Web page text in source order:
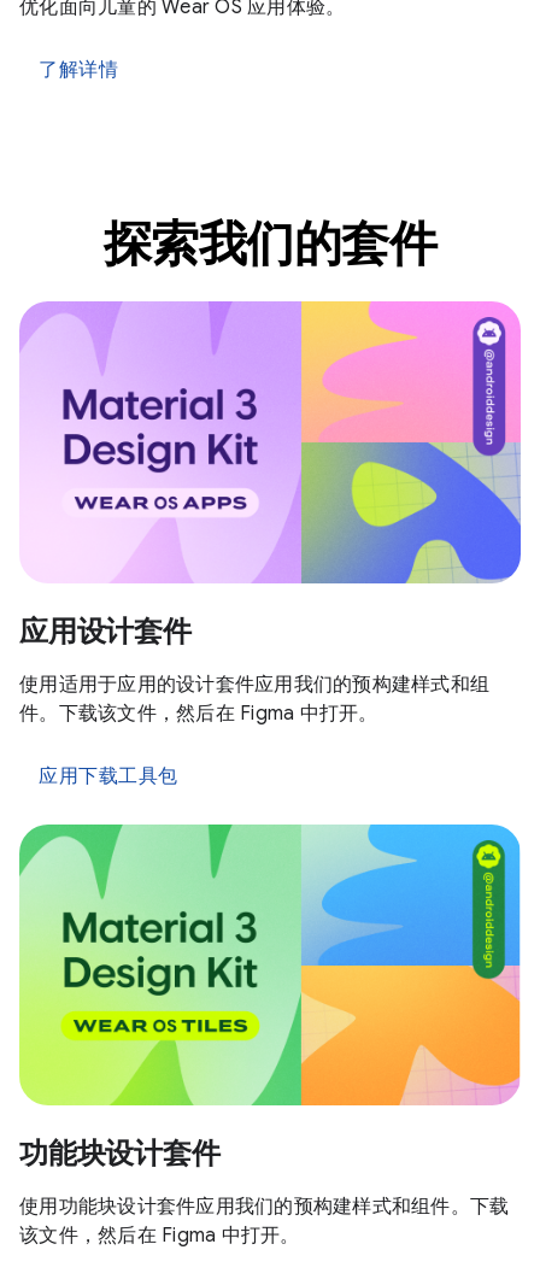
优化面向儿童的 Wear OS 应用体验。
了解详情
探索我们的套件
应用设计套件
使用适用于应用的设计套件应用我们的预构建样式和组
件。下载该文件，然后在 Figma 中打开。
应用下载工具包
功能块设计套件
使用功能块设计套件应用我们的预构建样式和组件。下载
该文件，然后在 Figma 中打开。